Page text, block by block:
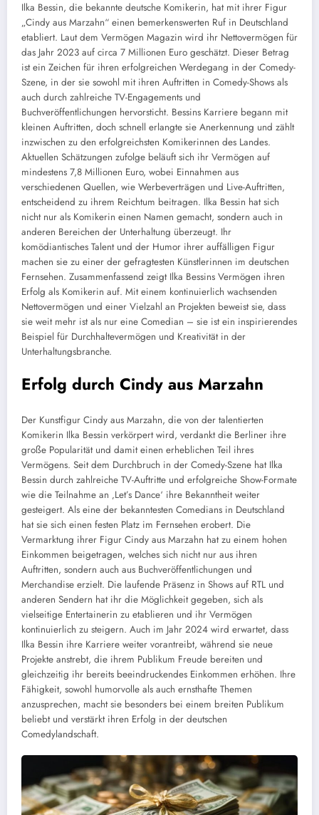
Ilka Bessin, die bekannte deutsche Komikerin, hat mit ihrer Figur
„Cindy aus Marzahn“ einen bemerkenswerten Ruf in Deutschland
etabliert. Laut dem Vermögen Magazin wird ihr Nettovermögen für
das Jahr 2023 auf circa 7 Millionen Euro geschätzt. Dieser Betrag
ist ein Zeichen für ihren erfolgreichen Werdegang in der Comedy-
Szene, in der sie sowohl mit ihren Auftritten in Comedy-Shows als
auch durch zahlreiche TV-Engagements und
Buchveröffentlichungen hervorsticht. Bessins Karriere begann mit
kleinen Auftritten, doch schnell erlangte sie Anerkennung und zählt
inzwischen zu den erfolgreichsten Komikerinnen des Landes.
Aktuellen Schätzungen zufolge beläuft sich ihr Vermögen auf
mindestens 7,8 Millionen Euro, wobei Einnahmen aus
verschiedenen Quellen, wie Werbeverträgen und Live-Auftritten,
entscheidend zu ihrem Reichtum beitragen. Ilka Bessin hat sich
nicht nur als Komikerin einen Namen gemacht, sondern auch in
anderen Bereichen der Unterhaltung überzeugt. Ihr
komödiantisches Talent und der Humor ihrer auffälligen Figur
machen sie zu einer der gefragtesten Künstlerinnen im deutschen
Fernsehen. Zusammenfassend zeigt Ilka Bessins Vermögen ihren
Erfolg als Komikerin auf. Mit einem kontinuierlich wachsenden
Nettovermögen und einer Vielzahl an Projekten beweist sie, dass
sie weit mehr ist als nur eine Comedian – sie ist ein inspirierendes
Beispiel für Durchhaltevermögen und Kreativität in der
Unterhaltungsbranche.
Erfolg durch Cindy aus Marzahn
Der Kunstfigur Cindy aus Marzahn, die von der talentierten
Komikerin Ilka Bessin verkörpert wird, verdankt die Berliner ihre
große Popularität und damit einen erheblichen Teil ihres
Vermögens. Seit dem Durchbruch in der Comedy-Szene hat Ilka
Bessin durch zahlreiche TV-Auftritte und erfolgreiche Show-Formate
wie die Teilnahme an ‚Let’s Dance‘ ihre Bekanntheit weiter
gesteigert. Als eine der bekanntesten Comedians in Deutschland
hat sie sich einen festen Platz im Fernsehen erobert. Die
Vermarktung ihrer Figur Cindy aus Marzahn hat zu einem hohen
Einkommen beigetragen, welches sich nicht nur aus ihren
Auftritten, sondern auch aus Buchveröffentlichungen und
Merchandise erzielt. Die laufende Präsenz in Shows auf RTL und
anderen Sendern hat ihr die Möglichkeit gegeben, sich als
vielseitige Entertainerin zu etablieren und ihr Vermögen
kontinuierlich zu steigern. Auch im Jahr 2024 wird erwartet, dass
Ilka Bessin ihre Karriere weiter vorantreibt, während sie neue
Projekte anstrebt, die ihrem Publikum Freude bereiten und
gleichzeitig ihr bereits beeindruckendes Einkommen erhöhen. Ihre
Fähigkeit, sowohl humorvolle als auch ernsthafte Themen
anzusprechen, macht sie besonders bei einem breiten Publikum
beliebt und verstärkt ihren Erfolg in der deutschen
Comedylandschaft.